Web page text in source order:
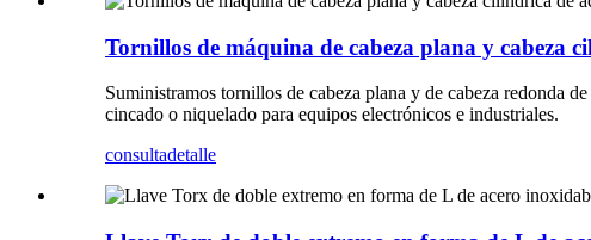
Tornillos de máquina de cabeza plana y cabeza
Suministramos tornillos de cabeza plana y de cabeza redonda
cincado o niquelado para equipos electrónicos e industriales.
consultadetalle